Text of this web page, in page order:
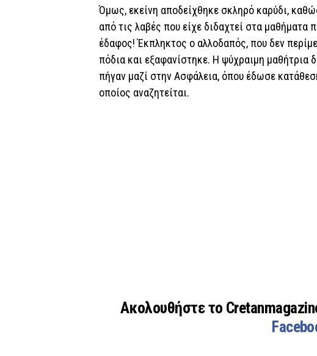
Όμως, εκείνη αποδείχθηκε σκληρό καρύδι,
από τις λαβές που είχε διδαχτεί στα μαθήματα
έδαφος! Έκπληκτος ο αλλοδαπός, που δεν
πόδια και εξαφανίστηκε. Η ψύχραιμη μαθήτρια
πήγαν μαζί στην Ασφάλεια, όπου έδωσε
οποίος αναζητείται.
Ακολουθήστε το